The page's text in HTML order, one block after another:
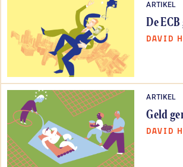
ARTIKEL
De
DAVID
ARTIKEL
Geld
DAVID